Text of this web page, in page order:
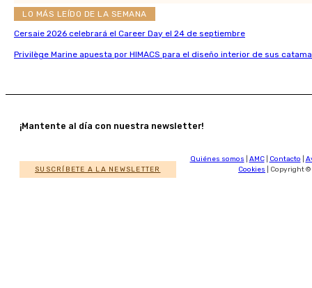
LO MÁS LEÍDO DE LA SEMANA
Cersaie 2026 celebrará el Career Day el 24 de septiembre
Privilège Marine apuesta por HIMACS para el diseño interior de sus
¡Mantente al día con nuestra newsletter!
SUSCRÍBETE A LA NEWSLETTER
Quiénes somos AMC| Contacto
Cookies | Copyright